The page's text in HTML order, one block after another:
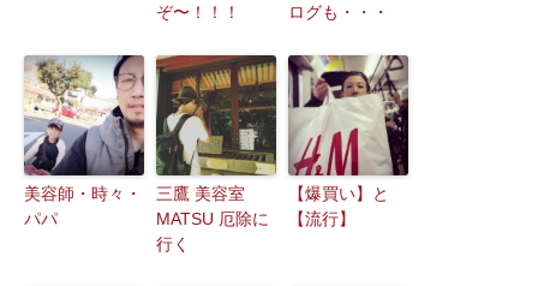
ぞ〜！！！
ログも・・・
美容師・時々・
パパ
三鷹 美容室
MATSU 厄除に
行く
【爆買い】と
【流行】